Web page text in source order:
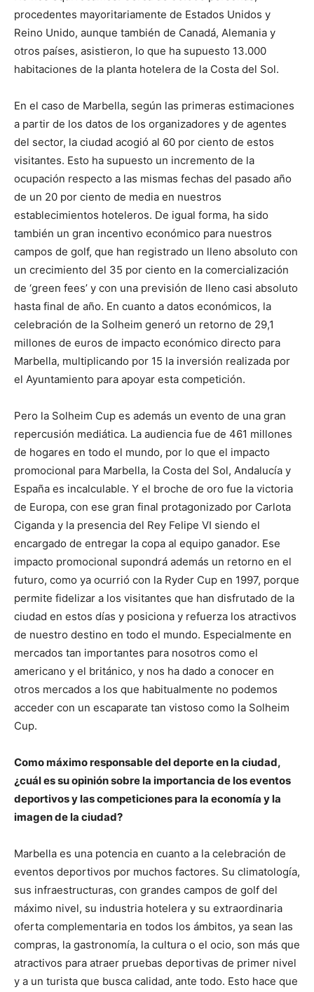
procedentes mayoritariamente de Estados Unidos y
Reino Unido, aunque también de Canadá, Alemania y
otros países, asistieron, lo que ha supuesto 13.000
habitaciones de la planta hotelera de la Costa del Sol.
En el caso de Marbella, según las primeras estimaciones
a partir de los datos de los organizadores y de agentes
del sector, la ciudad acogió al 60 por ciento de estos
visitantes. Esto ha supuesto un incremento de la
ocupación respecto a las mismas fechas del pasado año
de un 20 por ciento de media en nuestros
establecimientos hoteleros. De igual forma, ha sido
también un gran incentivo económico para nuestros
campos de golf, que han registrado un lleno absoluto con
un crecimiento del 35 por ciento en la comercialización
de ‘green fees’ y con una previsión de lleno casi absoluto
hasta final de año. En cuanto a datos económicos, la
celebración de la Solheim generó un retorno de 29,1
millones de euros de impacto económico directo para
Marbella, multiplicando por 15 la inversión realizada por
el Ayuntamiento para apoyar esta competición.
Pero la Solheim Cup es además un evento de una gran
repercusión mediática. La audiencia fue de 461 millones
de hogares en todo el mundo, por lo que el impacto
promocional para Marbella, la Costa del Sol, Andalucía y
España es incalculable. Y el broche de oro fue la victoria
de Europa, con ese gran final protagonizado por Carlota
Ciganda y la presencia del Rey Felipe VI siendo el
encargado de entregar la copa al equipo ganador. Ese
impacto promocional supondrá además un retorno en el
futuro, como ya ocurrió con la Ryder Cup en 1997, porque
permite fidelizar a los visitantes que han disfrutado de la
ciudad en estos días y posiciona y refuerza los atractivos
de nuestro destino en todo el mundo. Especialmente en
mercados tan importantes para nosotros como el
americano y el británico, y nos ha dado a conocer en
otros mercados a los que habitualmente no podemos
acceder con un escaparate tan vistoso como la Solheim
Cup.
Como máximo responsable del deporte en la ciudad,
¿cuál es su opinión sobre la importancia de los eventos
deportivos y las competiciones para la economía y la
imagen de la ciudad?
Marbella es una potencia en cuanto a la celebración de
eventos deportivos por muchos factores. Su climatología,
sus infraestructuras, con grandes campos de golf del
máximo nivel, su industria hotelera y su extraordinaria
oferta complementaria en todos los ámbitos, ya sean las
compras, la gastronomía, la cultura o el ocio, son más que
atractivos para atraer pruebas deportivas de primer nivel
y a un turista que busca calidad, ante todo. Esto hace que